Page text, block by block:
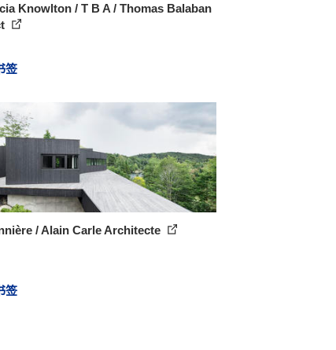
Knowlton / T B A / Thomas Balaban
签
/ Alain Carle Architecte
签